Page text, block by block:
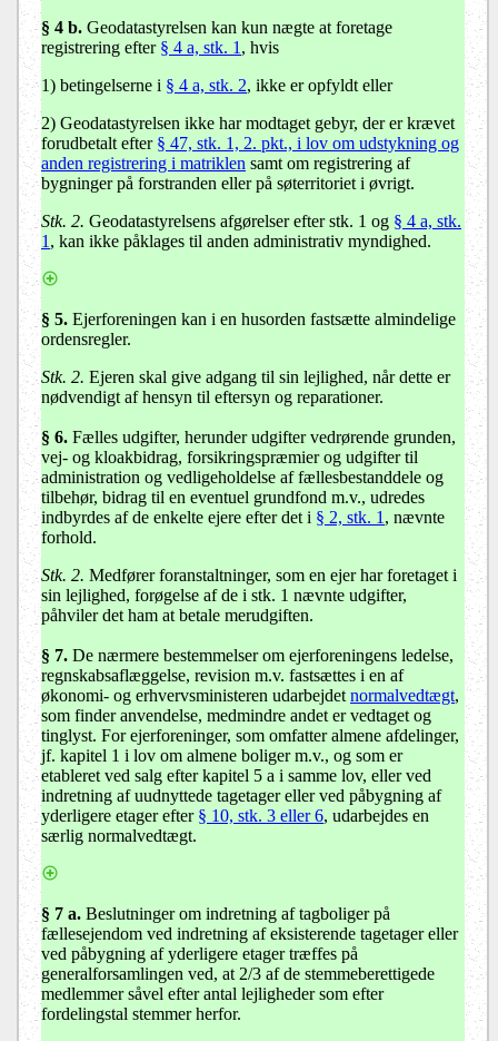
§ 4 b. Geodatastyrelsen kan kun nægte at foretage
registrering efter § 4 a, stk. 1 , hvis
1) betingelserne i § 4 a, stk. 2, ikke er opfyldt eller
2) Geodatastyrelsen ikke har modtaget gebyr, der er krævet
forudbetalt efter § 47, stk. 1, 2. pkt., i lov om udstykning og
anden registrering i matriklen samt om registrering af
bygninger på forstranden eller på søterritoriet i øvrigt.
Stk. 2. Geodatastyrelsens afgørelser efter stk. 1 og § 4 a, stk.
1 , kan ikke påklages til anden administrativ myndighed.
§ 5. Ejerforeningen kan i en husorden fastsætte almindelige
ordensregler.
Stk. 2. Ejeren skal give adgang til sin lejlighed, når dette er
nødvendigt af hensyn til eftersyn og reparationer.
§ 6. Fælles udgifter, herunder udgifter vedrørende grunden,
vej- og kloakbidrag, forsikringspræmier og udgifter til
administration og vedligeholdelse af fællesbestanddele og
tilbehør, bidrag til en eventuel grundfond m.v., udredes
indbyrdes af de enkelte ejere efter det i § 2, stk. 1 , nævnte
forhold.
Stk. 2. Medfører foranstaltninger, som en ejer har foretaget i
sin lejlighed, forøgelse af de i stk. 1 nævnte udgifter,
påhviler det ham at betale merudgiften.
§ 7. De nærmere bestemmelser om ejerforeningens ledelse,
regnskabsaflæggelse, revision m.v. fastsættes i en af
økonomi- og erhvervsministeren udarbejdet normalvedtægt,
som finder anvendelse, medmindre andet er vedtaget og
tinglyst. For ejerforeninger, som omfatter almene afdelinger,
jf. kapitel 1 i lov om almene boliger m.v., og som er
etableret ved salg efter kapitel 5 a i samme lov, eller ved
indretning af uudnyttede tagetager eller ved påbygning af
yderligere etager efter § 10, stk. 3 eller 6, udarbejdes en
særlig normalvedtægt.
§ 7 a. Beslutninger om indretning af tagboliger på
fællesejendom ved indretning af eksisterende tagetager eller
ved påbygning af yderligere etager træffes på
generalforsamlingen ved, at 2/3 af de stemmeberettigede
medlemmer såvel efter antal lejligheder som efter
fordelingstal stemmer herfor.